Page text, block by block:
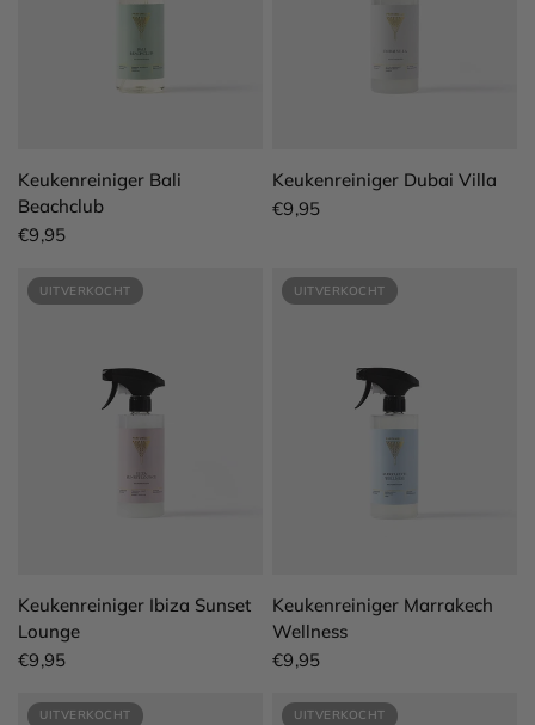
SNEL BEKIJKEN
Keukenreiniger Bali
Beachclub
€9,95
SNEL BEKIJKEN
Keukenreiniger Dubai Villa
€9,95
UITVERKOCHT
SNEL BEKIJKEN
Keukenreiniger Ibiza Sunset
Lounge
€9,95
UITVERKOCHT
SNEL BEKIJKEN
Keukenreiniger Marrakech
Wellness
€9,95
UITVERKOCHT UITVERKOCHT